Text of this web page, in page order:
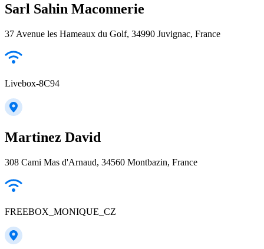
Sarl Sahin Maconnerie
37 Avenue les Hameaux du Golf, 34990 Juvignac, France
Livebox-8C94
Martinez David
308 Cami Mas d'Arnaud, 34560 Montbazin, France
FREEBOX_MONIQUE_CZ